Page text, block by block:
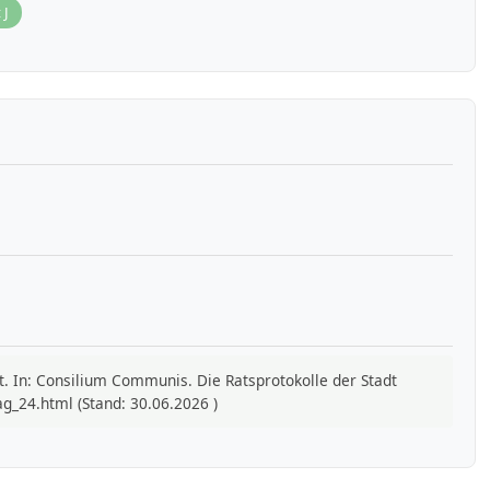
In: Consilium Communis. Die Ratsprotokolle der Stadt
(Stand: 30.06.2026 )